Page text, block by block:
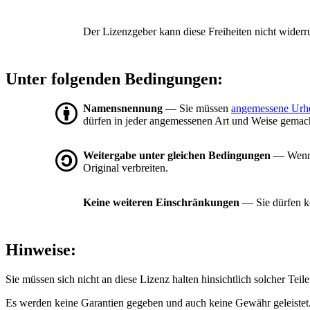
Der Lizenzgeber kann diese Freiheiten nicht
Unter folgenden Bedingungen:
Namensnennung — Sie müssen angemessene
dürfen in jeder angemessenen Art und Weise
Weitergabe unter gleichen Bedingungen —
Original verbreiten.
Keine weiteren Einschränkungen — Sie dürfen
Hinweise:
Sie müssen sich nicht an diese Lizenz halten hinsichtlich solcher
Es werden keine Garantien gegeben und auch keine Gewähr